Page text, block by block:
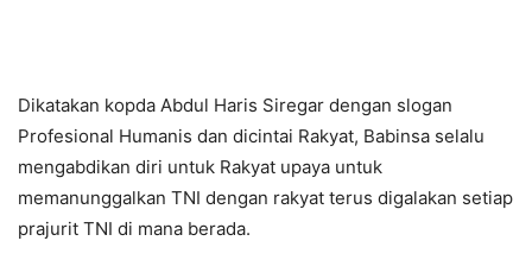
Dikatakan kopda Abdul Haris Siregar dengan slogan
Profesional Humanis dan dicintai Rakyat, Babinsa selalu
mengabdikan diri untuk Rakyat upaya untuk
memanunggalkan TNI dengan rakyat terus digalakan setiap
prajurit TNI di mana berada.